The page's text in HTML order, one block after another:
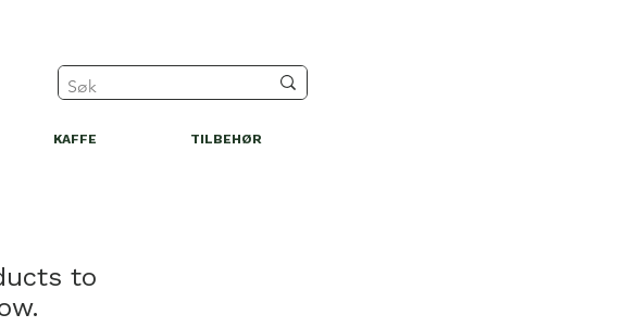
KAFFE TILBEHØR
to